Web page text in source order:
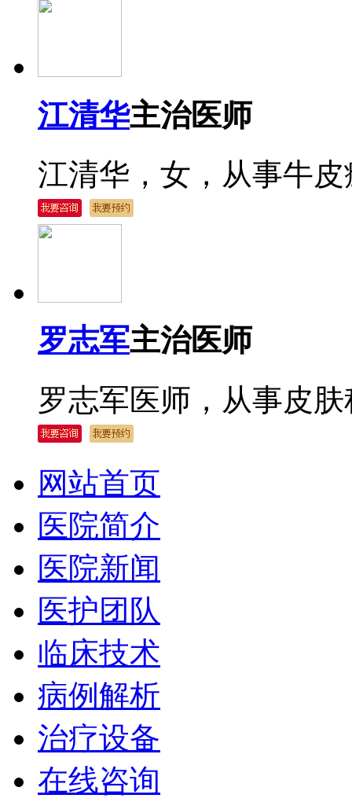
江清华主治医师
江清华，女，从事牛皮
罗志军主治医师
罗志军医师，从事皮
网站首页
医院简介
医院新闻
医护团队
临床技术
病例解析
治疗设备
在线咨询